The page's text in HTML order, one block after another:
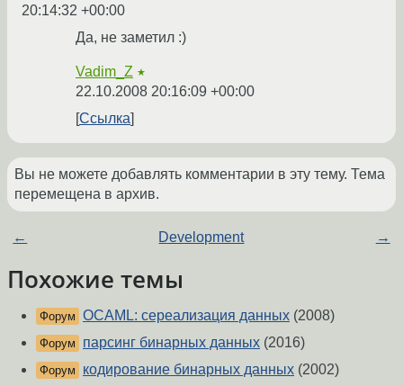
20:14:32 +00:00
Да, не заметил :)
Vadim_Z ★
22.10.2008 20:16:09 +00:00
Ссылка
Вы не можете добавлять комментарии в эту тему. Тема
перемещена в архив.
← Development →
Похожие темы
Форум OCAML: сереализация данных (2008)
Форум парсинг бинарных данных (2016)
Форум кодирование бинарных данных (2002)